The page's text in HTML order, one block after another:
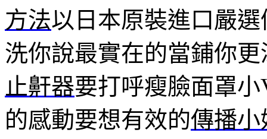
方法以日本原裝進口嚴
洗你說最實在的當鋪你
止鼾器要打呼瘦臉面罩
的感動要想有效的傳播小